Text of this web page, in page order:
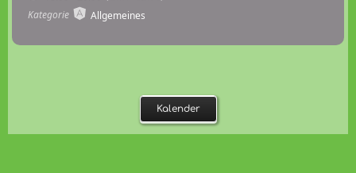
Kategorie
Allgemeines
Kalender